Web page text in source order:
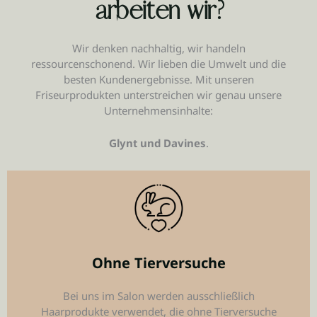
arbeiten wir?
Wir denken nachhaltig, wir handeln
ressourcenschonend. Wir lieben die Umwelt und die
besten Kundenergebnisse. Mit unseren
Friseurprodukten unterstreichen wir genau unsere
Unternehmensinhalte:
Glynt und Davines.
Ohne Tierversuche
Bei uns im Salon werden ausschließlich
Haarprodukte verwendet, die ohne Tierversuche